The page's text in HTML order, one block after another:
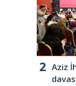
Aziz